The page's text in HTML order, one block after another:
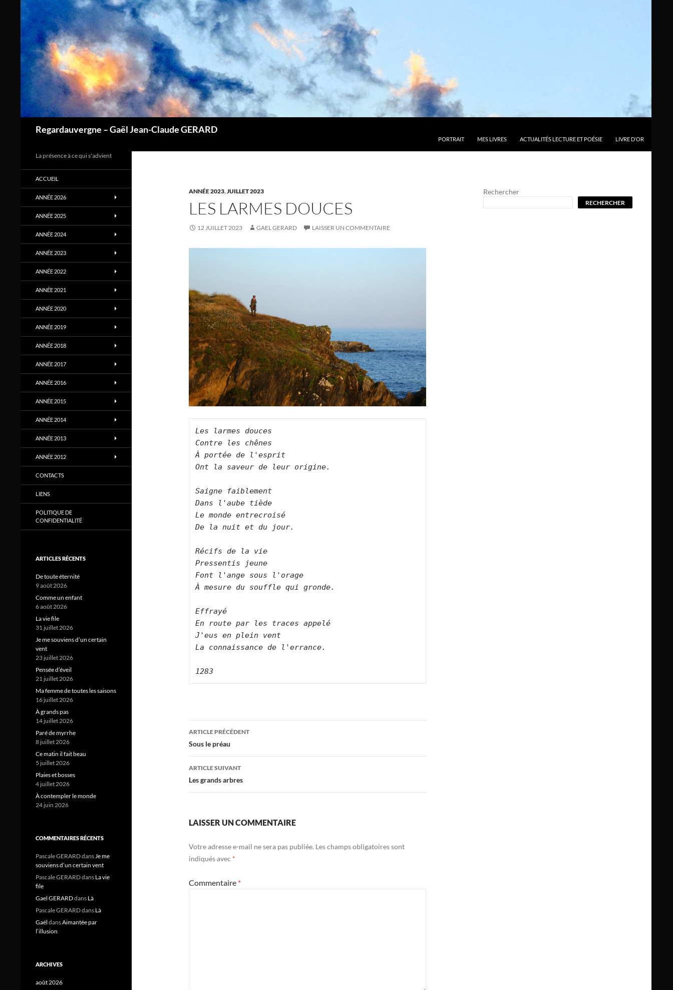
Regardauvergne – Gaël Jean-Claude GERARD
PORTRAIT MES LIVRES ACTUALITÉS LECTURE ET POÉSIE LIVRE D’OR
ANNÉE 2023,JUILLET 2023
LES LARMES DOUCES
12 JUILLET 2023 GAEL GERARD LAISSER UN COMMENTAIRE
Les larmes douces
Contre les chênes
À portée de l'esprit
Ont la saveur de leur origine.
Saigne faiblement
Dans l'aube tiède
Le monde entrecroisé
De la nuit et du jour.
Récifs de la vie
Pressentis jeune
Font l'ange sous l'orage
À mesure du souffle qui gronde.
Effrayé
En route par les traces appelé
J'eus en plein vent
La connaissance de l'errance.
Navigation
des
articles
ARTICLE PRÉCÉDENT
Sous le préau
ARTICLE SUIVANT
Les grands arbres
LAISSER UN COMMENTAIRE
Votre adresse e-mail ne sera pas publiée. Les champs obligatoires sont
indiqués avec *
Commentaire *
Rechercher
RECHERCHER
La présence à ce qui s'advient
ACCUEIL
ANNÉE 2026
ANNÉE 2025
ANNÉE 2024
ANNÉE 2023
ANNÉE 2022
ANNÉE 2021
ANNÉE 2020
ANNÉE 2019
ANNÉE 2018
ANNÉE 2017
ANNÉE 2016
ANNÉE 2015
ANNÉE 2014
ANNÉE 2013
ANNÉE 2012
CONTACTS
LIENS
POLITIQUE DE
CONFIDENTIALITÉ
ARTICLES RÉCENTS
De toute éternité
9 août 2026
Comme un enfant
6 août 2026
La vie file
31 juillet 2026
Je me souviens d’un certain
vent
23 juillet 2026
Pensée d’éveil
21 juillet 2026
Ma femme de toutes les saisons
16 juillet 2026
À grands pas
14 juillet 2026
Paré de myrrhe
8 juillet 2026
Ce matin il fait beau
5 juillet 2026
Plaies et bosses
4 juillet 2026
À contempler le monde
24 juin 2026
COMMENTAIRES RÉCENTS
Pascale GERARDdansJe me
souviens d’un certain vent
Pascale GERARDdans La vie
file
Gael GERARDdans Là
Pascale GERARDdans Là
Gaël dansAimantée par
l’illusion
ARCHIVES
août 2026